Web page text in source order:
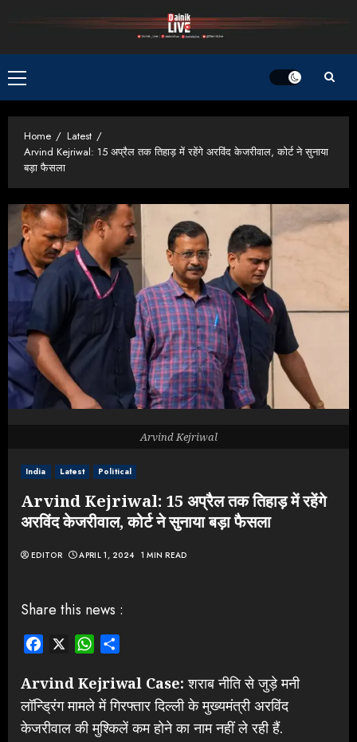
Primary
Menu
Home
Latest
Arvind Kejriwal: 15 अप्रैल तक तिहाड़ में रहेंगे अरविंद केजरीवाल, कोर्ट ने सुनाया
बड़ा फैसला
India Latest Political
Arvind Kejriwal: 15 अप्रैल तक तिहाड़ में रहेंगे
अरविंद केजरीवाल, कोर्ट ने सुनाया बड़ा फैसला
EDITOR APRIL 1, 2024 1 MIN READ
Arvind Kejriwal
Share this news :
Facebook WhatsApp
Arvind Kejriwal Case:शराब नीति से जुड़े मनी
लॉन्ड्रिंग मामले में गिरफ्तार दिल्ली के मुख्यमंत्री अरविंद
केजरीवाल की मुश्किलें कम होने का नाम नहीं ले रही हैं.